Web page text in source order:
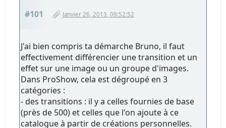
#101 Janvier 26, 2013, 09:52:52
J'ai bien compris ta démarche Bruno, il faut
effectivement différencier une transition et un
effet sur une image ou un groupe d'images.
Dans ProShow, cela est dégroupé en 3
catégories :
- des transitions : il y a celles fournies de base
(près de 500) et celles que l'on ajoute à ce
catalogue à partir de créations personnelles.